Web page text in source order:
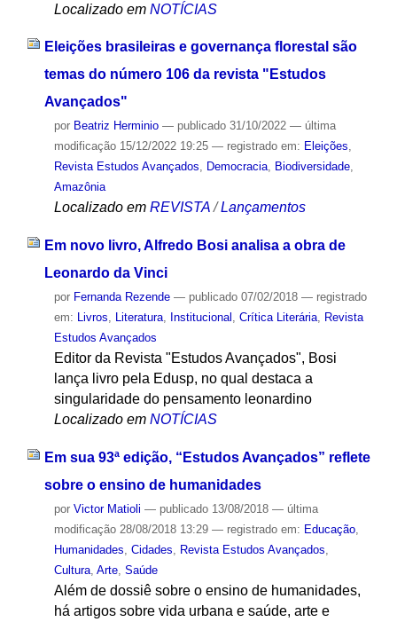
Localizado em NOTÍCIAS
Eleições brasileiras e governança florestal são
temas do número 106 da revista "Estudos
Avançados"
por Beatriz Herminio — publicado31/10/2022 — última
modificação15/12/2022 19:25 — registrado em: Eleições,
Revista Estudos Avançados, Democracia, Biodiversidade,
Amazônia
Localizado em REVISTA /Lançamentos
Em novo livro, Alfredo Bosi analisa a obra de
Leonardo da Vinci
por Fernanda Rezende — publicado07/02/2018 — registrado
em: Livros, Literatura, Institucional , Crítica Literária, Revista
Estudos Avançados
Editor da Revista "Estudos Avançados", Bosi
lança livro pela Edusp, no qual destaca a
singularidade do pensamento leonardino
Localizado em NOTÍCIAS
Em sua 93ª edição, “Estudos Avançados” reflete
sobre o ensino de humanidades
por Victor Matioli — publicado13/08/2018 — última
modificação28/08/2018 13:29 — registrado em: Educação,
Humanidades Cidades Revista Estudos Avançados
Cultura, Arte, Saúde
Além de dossiê sobre o ensino de humanidades,
há artigos sobre vida urbana e saúde, arte e